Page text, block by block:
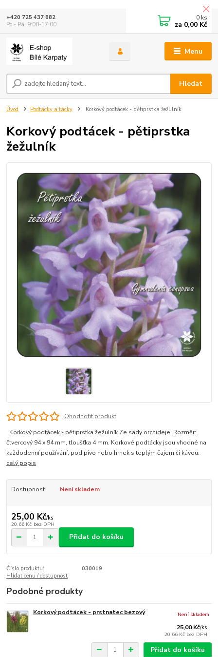
Menu
Hledat
+420 725 437 882
Po - Pá: 9:00-17:00
0 ks
za 0,00 Kč
Úvod Podtácky a tácky Korkový podtácek - pětiprstka žežulník
Korkový podtácek - pětiprstka
žežulník
Ohodnotit produkt
Korkový podtácek - pětiprstka žežulník Ze sady orchideje. Rozměr:
čtvercový 94 x 94 mm, tloušťka 4 mm. Korkové podtácky jsou vhodné na
každodenní používání, pod pivo nebo hrnek s teplým čajem či kávou.
celý popis
Dostupnost Není skladem
25,00 Kč/ks
20,66 Kč bez DPH
Přidat do košíku
Číslo produktu:
030019
Hlídat cenu / dostupnost
Podobné produkty
Korkový podtácek - prstnatec bezový
25,00 Kč/ks
20,66 Kč bez DPH
Není skladem
Přidat do košíku